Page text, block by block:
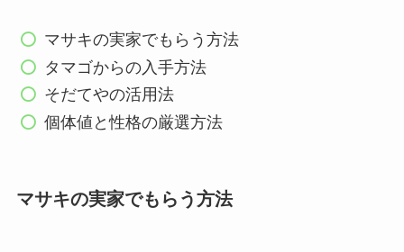
マサキの実家でもらう方法
タマゴからの入手方法
そだてやの活用法
個体値と性格の厳選方法
マサキの実家でもらう方法